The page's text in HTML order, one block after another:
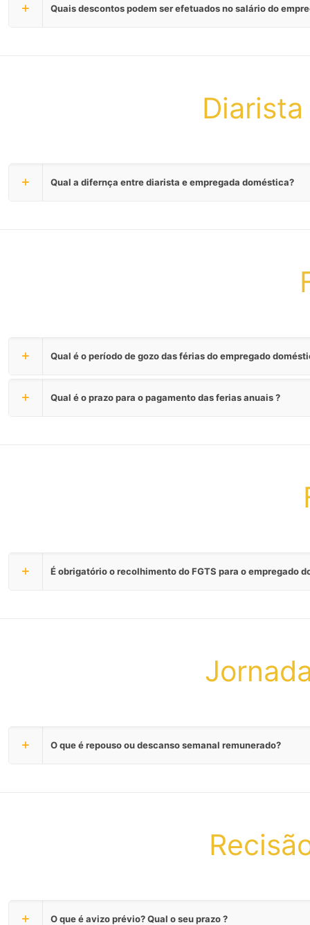
Quais descontos podem ser efetuados no salário do
Qual a difernça entre diarista e empregada doméstica?
Qual é o período de gozo das férias do empregado
Qual é o prazo para o pagamento das ferias anuais ?
É obrigatório o recolhimento do FGTS para o empregado
O que é repouso ou descanso semanal remunerado?
O que é avizo prévio? Qual o seu prazo ?